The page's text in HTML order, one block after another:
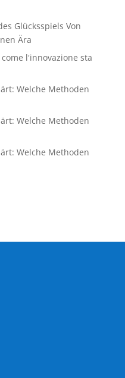
Glücksspiels Von
Ära
l'innovazione sta
Welche Methoden
Welche Methoden
Welche Methoden